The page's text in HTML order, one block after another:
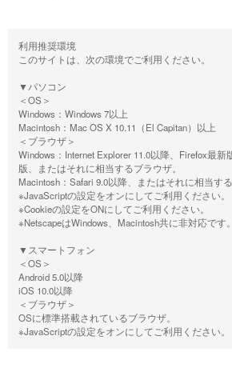
利用推奨環境
このサイトは、次の環境でご利用ください。
▼パソコン
＜OS＞
Windows：Windows 7以上
Macintosh：Mac OS X 10.11（El Capitan）以上
＜ブラウザ＞
Windows：Internet Explorer 11.0以降、Firefox最新
版、またはそれに相当するブラウザ。
Macintosh：Safari 9.0以降、またはそれに相当する
※JavaScriptの設定をオンにしてご利用ください。
※Cookieの設定をONにしてご利用ください。
※NetscapeはWindows、Macintosh共に非対応です。
▼スマートフォン
＜OS＞
Android 5.0以降
iOS 10.0以降
＜ブラウザ＞
OSに標準搭載されているブラウザ。
※JavaScriptの設定をオンにしてご利用ください。